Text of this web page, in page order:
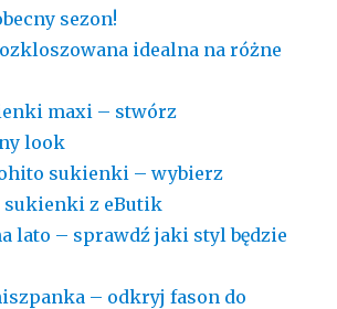
sezon!
idealna na różne
maxi – stwórz
look
sukienki – wybierz
sukienki z eButik
lato – sprawdź jaki styl będzie
– odkryj fason do